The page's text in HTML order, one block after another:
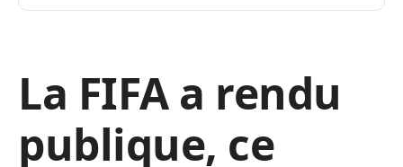
La FIFA a rendu
publique, ce